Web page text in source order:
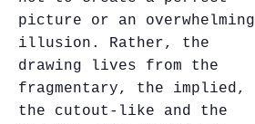
picture or an overwhelming
illusion. Rather, the
drawing lives from the
fragmentary, the implied,
the cutout-like and the